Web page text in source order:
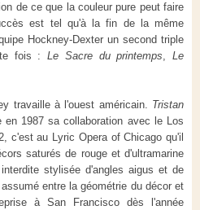
de ce que la couleur pure peut faire
est tel qu'à la fin de la même
Hockney-Dexter un second triple
fois :Le Sacre du printemps,Le
travaille à l'ouest américain. Tristan
en 1987 sa collaboration avec le Los
c'est au Lyric Opera of Chicago qu'il
saturés de rouge et d'ultramarine
stylisée d'angles aigus et de
entre la géométrie du décor et
à San Francisco dès l'année